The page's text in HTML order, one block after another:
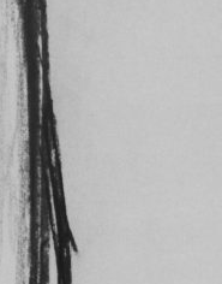
1988
Pastell